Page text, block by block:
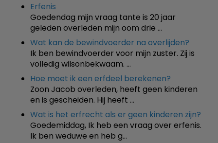
Erfenis
Goedendag mijn vraag tante is 20 jaar
geleden overleden mijn oom drie …
Wat kan de bewindvoerder na overlijden?
Ik ben bewindvoerder voor mijn zuster. Zij is
volledig wilsonbekwaam. …
Hoe moet ik een erfdeel berekenen?
Zoon Jacob overleden, heeft geen kinderen
en is gescheiden. Hij heeft …
Wat is het erfrecht als er geen kinderen zijn?
Goedemiddag, Ik heb een vraag over erfenis.
Ik ben weduwe en heb g…